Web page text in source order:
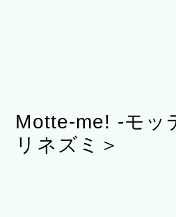
Motte-me! -モッ
リネズミ＞